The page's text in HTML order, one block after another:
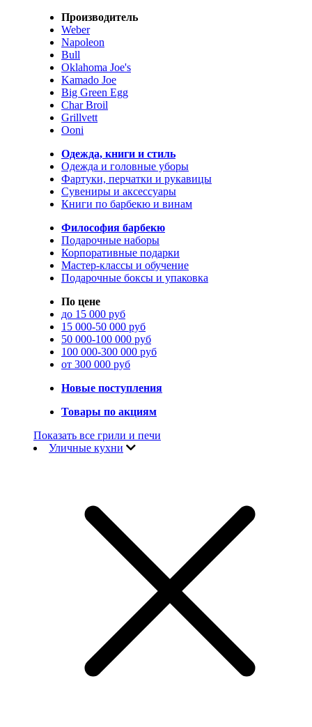
Производитель
Weber
Napoleon
Bull
Oklahoma Joe's
Kamado Joe
Big Green Egg
Char Broil
Grillvett
Ooni
Одежда, книги и стиль
Одежда и головные уборы
Фартуки, перчатки и рукавицы
Сувениры и аксессуары
Книги по барбекю и винам
Философия барбекю
Подарочные наборы
Корпоративные подарки
Мастер-классы и обучение
Подарочные боксы и упаковка
По цене
до 15 000 руб
15 000-50 000 руб
50 000-100 000 руб
100 000-300 000 руб
от 300 000 руб
Новые поступления
Товары по акциям
Показать все грили и печи
Уличные кухни